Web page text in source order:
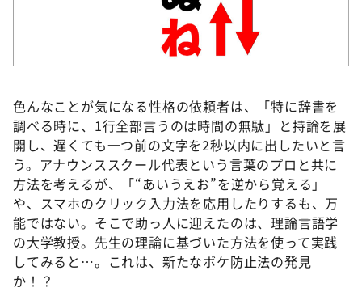
色んなことが気になる性格の依頼者は、「特に辞書を
調べる時に、1行全部言うのは時間の無駄」と持論を展
開し、遅くても一つ前の文字を2秒以内に出したいと言
う。アナウンススクール代表という言葉のプロと共に
方法を考えるが、「“あいうえお”を逆から覚える」
や、スマホのクリック入力法を応用したりするも、万
能ではない。そこで助っ人に迎えたのは、理論言語学
の大学教授。先生の理論に基づいた方法を使って実践
してみると…。これは、新たなボケ防止法の発見
か！？